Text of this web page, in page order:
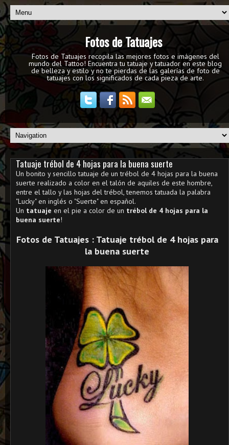
Fotos de Tatuajes
Fotos de Tatuajes recopila las mejores fotos e imágenes del
mundo del Tattoo! Encuentra tu tatuaje y tatuador en este blog
de belleza y estilo y no te pierdas de las galerías de foto de
tatuajes con los significados de cada pieza de arte.
Tatuaje trébol de 4 hojas para la buena suerte
Un bonito y sencillo tatuaje de un trébol de 4 hojas para la buena
suerte realizado a color en el talón de aquiles de este hombre,
entre el tallo y las hojas del trébol, tenemos tatuada la palabra
"Lucky" en inglés o "Suerte" en español.
Un tatuaje en el pie a color de un trébol de 4 hojas para la
buena suerte!
Fotos de Tatuajes : Tatuaje trébol de 4 hojas para
la buena suerte